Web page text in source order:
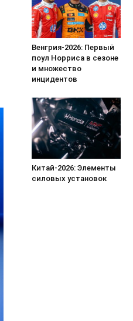
Венгрия-2026: Первый
поул Норриса в сезоне
и множество
инцидентов
Китай-2026: Элементы
силовых установок